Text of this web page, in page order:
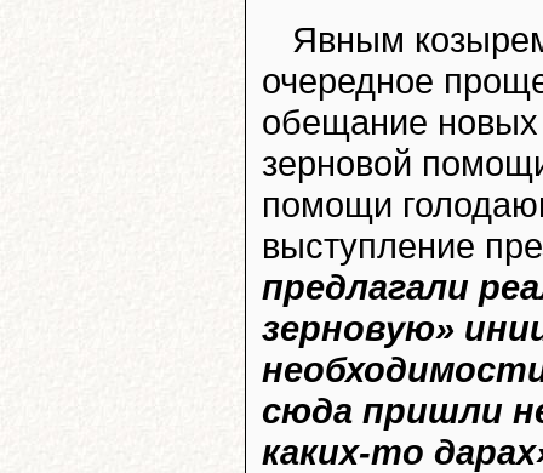
Явным
очередное
обещание новых
зерновой
помощи
выступление
предлагали
зерновую»
сюда пришли
каких-то